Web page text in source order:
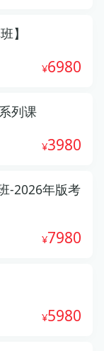
】
6980
列课
3980
-2026年版考
7980
5980